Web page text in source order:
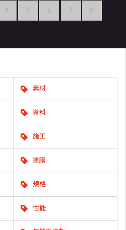
4 5 6 7 8
素材
資料
施工
塗膜
規格
性能